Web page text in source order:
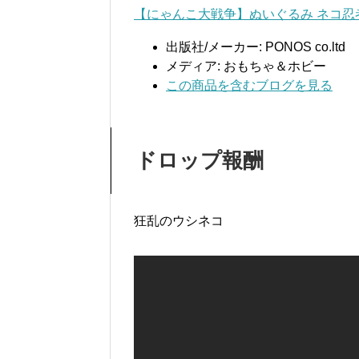
【にゃんこ大戦争】ぬいぐるみ ネコ忍
出版社/メーカー: PONOS co.ltd
メディア: おもちゃ＆ホビー
この商品を含むブログを見る
ドロップ報酬
狂乱のウシネコ